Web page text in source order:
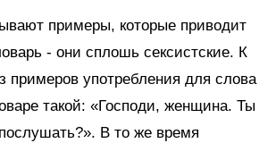
примеры, которые приводит
- они сплошь сексистские. К
примеров употребления для слова
такой: «Господи, женщина. Ты
В то же время